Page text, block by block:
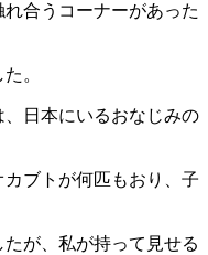
合うコーナーがあった
。
日本にいるおなじみの
ブトが何匹もおり、子
が、私が持って見せる